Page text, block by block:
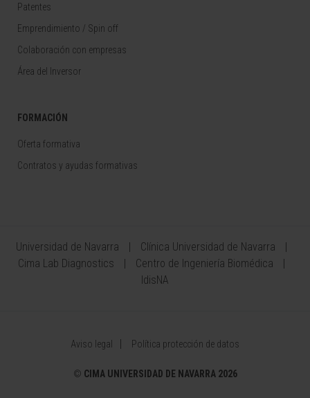
Patentes
Emprendimiento / Spin off
Colaboración con empresas
Área del Inversor
FORMACIÓN
Oferta formativa
Contratos y ayudas formativas
Universidad de Navarra
Clínica Universidad de Navarra
Cima Lab Diagnostics
Centro de Ingeniería Biomédica
IdisNA
Aviso legal Política protección de datos
© CIMA UNIVERSIDAD DE NAVARRA 2026